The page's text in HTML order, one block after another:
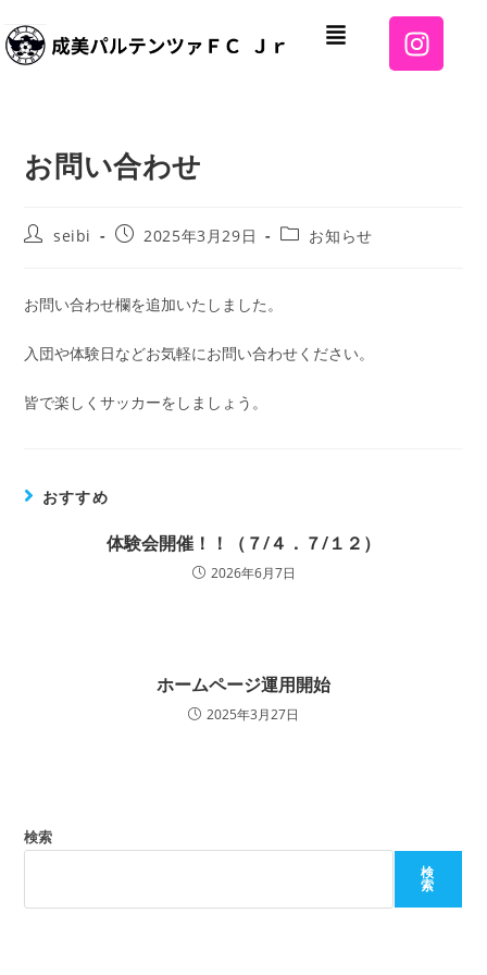
お問い合わせ
seibi 2025年3月29日 お知らせ
お問い合わせ欄を追加いたしました。
入団や体験日などお気軽にお問い合わせください。
皆で楽しくサッカーをしましょう。
おすすめ
体験会開催！！（７/４．７/１２）
2026年6月7日
ホームページ運用開始
2025年3月27日
検索
検
索